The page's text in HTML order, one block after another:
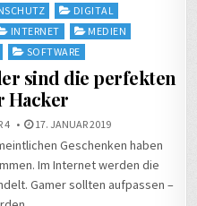
DIGITAL
INTERNET
MEDIEN
SOFTWARE
sind die perfekten
Hacker
4 17. JANUAR 2019
Geschenken haben
Im Internet werden die
Gamer sollten aufpassen –